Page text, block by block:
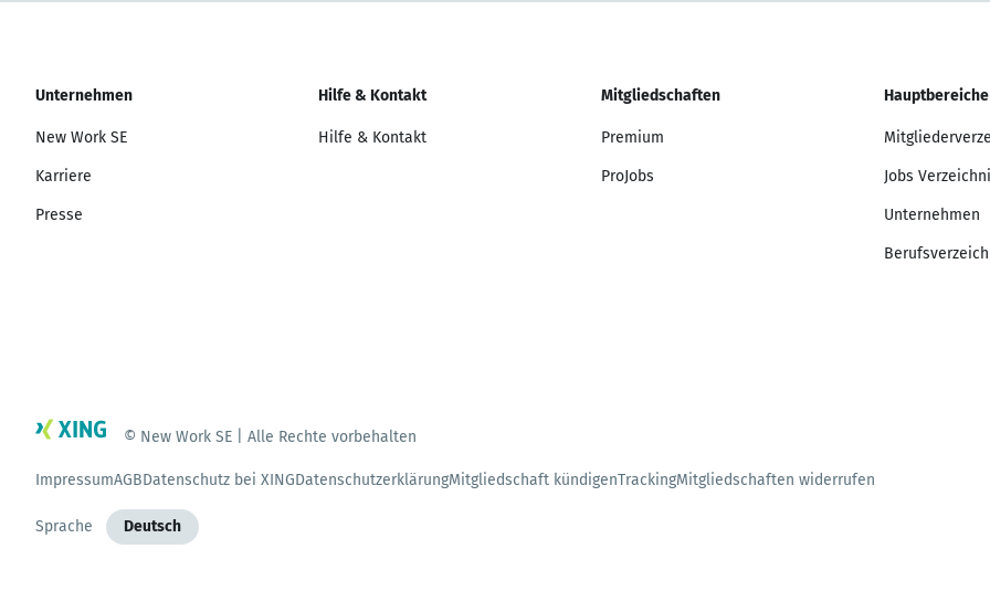
Unternehmen
New Work SE
Karriere
Presse
Hilfe & Kontakt
Hilfe & Kontakt
Mitgliedschaften
Premium
ProJobs
Hauptbereiche
Jobs
Unternehmen
© New Work SE | Alle Rechte vorbehalten
ImpressumAGBDatenschutz bei XINGDatenschutzerklärungMitgliedschaft kündigenTrackingMitgliedschaften widerrufen
Sprache Deutsch